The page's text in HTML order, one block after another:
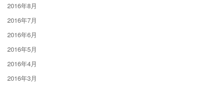
2016年8月
2016年7月
2016年6月
2016年5月
2016年4月
2016年3月